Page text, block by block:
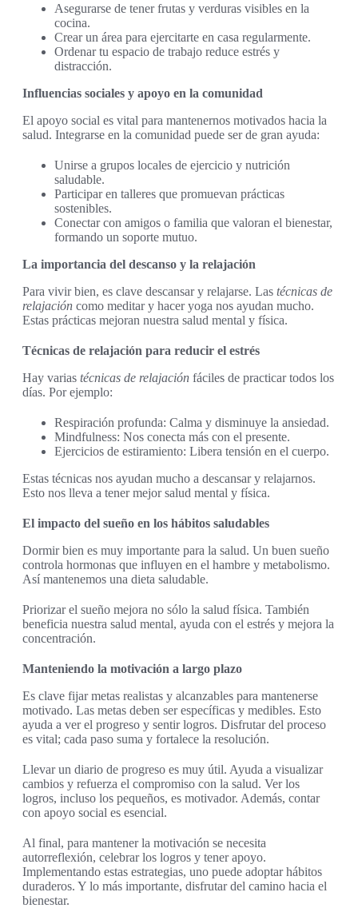
Asegurarse de tener frutas y verduras visibles en la
cocina.
Crear un área para ejercitarte en casa regularmente.
Ordenar tu espacio de trabajo reduce estrés y
distracción.
Influencias sociales y apoyo en la comunidad
El apoyo social es vital para mantenernos motivados hacia la
salud. Integrarse en la comunidad puede ser de gran ayuda:
Unirse a grupos locales de ejercicio y nutrición
saludable.
Participar en talleres que promuevan prácticas
sostenibles.
Conectar con amigos o familia que valoran el bienestar,
formando un soporte mutuo.
La importancia del descanso y la relajación
Para vivir bien, es clave descansar y relajarse. Las técnicas de
relajación como meditar y hacer yoga nos ayudan mucho.
Estas prácticas mejoran nuestra salud mental y física.
Técnicas de relajación para reducir el estrés
Hay varias técnicas de relajación fáciles de practicar todos los
días. Por ejemplo:
Respiración profunda: Calma y disminuye la ansiedad.
Mindfulness: Nos conecta más con el presente.
Ejercicios de estiramiento: Libera tensión en el cuerpo.
Estas técnicas nos ayudan mucho a descansar y relajarnos.
Esto nos lleva a tener mejor salud mental y física.
El impacto del sueño en los hábitos saludables
Dormir bien es muy importante para la salud. Un buen sueño
controla hormonas que influyen en el hambre y metabolismo.
Así mantenemos una dieta saludable.
Priorizar el sueño mejora no sólo la salud física. También
beneficia nuestra salud mental, ayuda con el estrés y mejora la
concentración.
Manteniendo la motivación a largo plazo
Es clave fijar metas realistas y alcanzables para mantenerse
motivado. Las metas deben ser específicas y medibles. Esto
ayuda a ver el progreso y sentir logros. Disfrutar del proceso
es vital; cada paso suma y fortalece la resolución.
Llevar un diario de progreso es muy útil. Ayuda a visualizar
cambios y refuerza el compromiso con la salud. Ver los
logros, incluso los pequeños, es motivador. Además, contar
con apoyo social es esencial.
Al final, para mantener la motivación se necesita
autorreflexión, celebrar los logros y tener apoyo.
Implementando estas estrategias, uno puede adoptar hábitos
duraderos. Y lo más importante, disfrutar del camino hacia el
bienestar.